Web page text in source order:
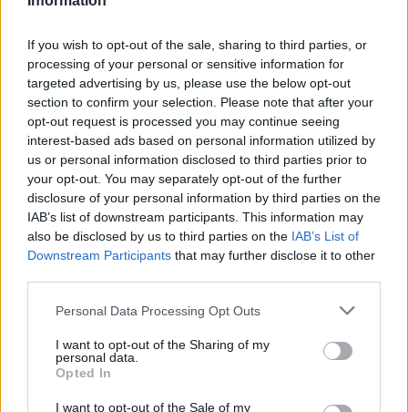
If you wish to opt-out of the sale, sharing to third parties, or
processing of your personal or sensitive information for
targeted advertising by us, please use the below opt-out
section to confirm your selection. Please note that after your
opt-out request is processed you may continue seeing
interest-based ads based on personal information utilized by
us or personal information disclosed to third parties prior to
your opt-out. You may separately opt-out of the further
disclosure of your personal information by third parties on the
IAB’s list of downstream participants. This information may
also be disclosed by us to third parties on the IAB’s List of
Downstream Participants that may further disclose it to other
Personal Data Processing Opt Outs
I want to opt-out of the Sharing of my
personal data.
Opted In
I want to opt-out of the Sale of my
pamięci tych, którzy go przeżyli. Tak silne
swój oddźwięk w literaturze polskiej, nawet tej,
która piana była już dziesiątki lat po jego
zakończeniu.
Kategorie
opracowania
Profesor Andrews w Warszawie –
Tokarczuk jako sen tytułowego bohatera. Nie
jest to bez znaczenia, ponieważ profesor
Andrews jest psychoanalitykiem. Zresztą